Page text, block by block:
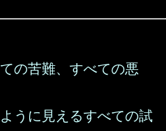
の苦難、すべての悪
うに見えるすべての試